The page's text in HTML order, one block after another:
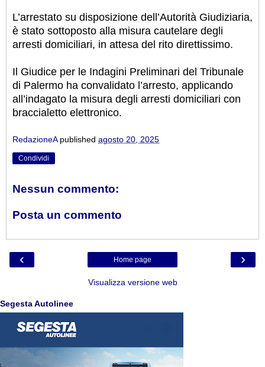
L’arrestato su disposizione dell’Autorità Giudiziaria,
è stato sottoposto alla misura cautelare degli
arresti domiciliari, in attesa del rito direttissimo.
Il Giudice per le Indagini Preliminari del Tribunale
di Palermo ha convalidato l’arresto, applicando
all’indagato la misura degli arresti domiciliari con
braccialetto elettronico.
RedazioneA published agosto 20, 2025
Condividi
Nessun commento:
Posta un commento
‹ ›
Home page
Visualizza versione web
Segesta Autolinee